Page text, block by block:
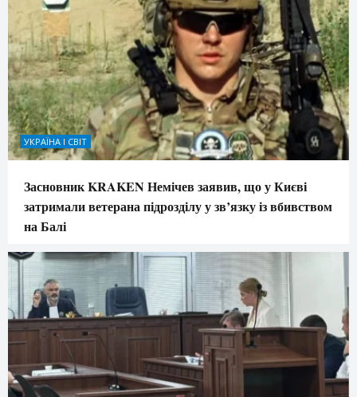
УКРАЇНА І СВІТ
Засновник KRAKEN Немічев заявив, що у Києві
затримали ветерана підрозділу у зв’язку із вбивством
на Балі